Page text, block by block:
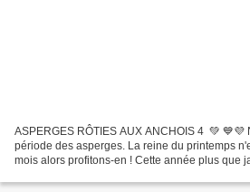
ASPERGES RÔTIES AUX ANCHOIS 4 💚 💙💜 Nous sommes en pleine
période des asperges. La reine du printemps
mois alors profitons-en ! Cette année plus que